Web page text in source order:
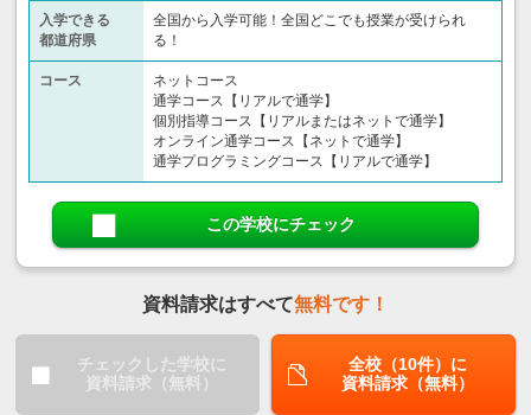
入学できる
都道府県
全国から入学可能！全国どこでも授業が受けられ
る！
コース
ネットコース
通学コース【リアルで通学】
個別指導コース【リアルまたはネットで通学】
オンライン通学コース【ネットで通学】
通学プログラミングコース【リアルで通学】
この学校にチェック
資料請求はすべて無料です！
チェックした学校に
資料請求（無料）
全校（10件）に
資料請求（無料）